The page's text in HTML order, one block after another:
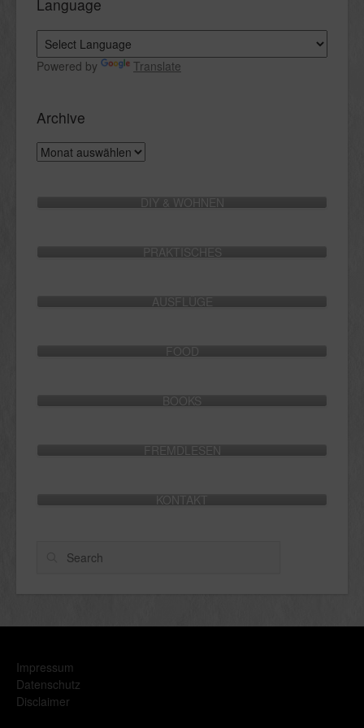
Language
Powered by Translate
Archive
Archive
DIY & WOHNEN
PRAKTISCHES
AUSFLÜGE
FOOD
BOOKS
FREMDLESEN
KONTAKT
Search
Impressum
Datenschutz
Disclaimer